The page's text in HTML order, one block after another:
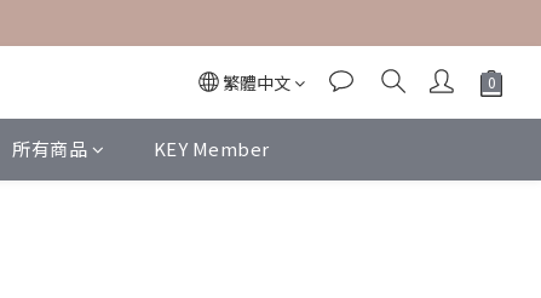
繁體中文
所有商品 KEY Member